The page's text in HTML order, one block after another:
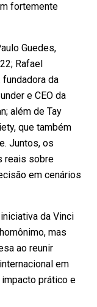
fortemente
Guedes,
Rafael
fundadora da
e CEO da
além de Tay
que também
Juntos, os
reais sobre
em cenários
da Vinci
mas
ao reunir
em
prático e